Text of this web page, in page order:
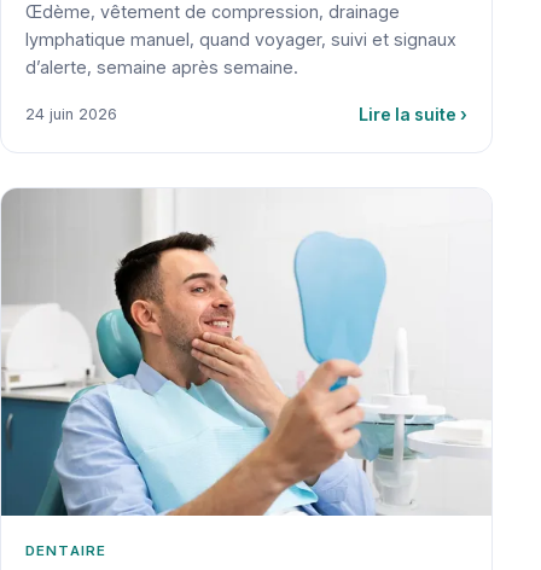
Œdème, vêtement de compression, drainage
lymphatique manuel, quand voyager, suivi et signaux
d’alerte, semaine après semaine.
24 juin 2026 Lire la suite ›
DENTAIRE